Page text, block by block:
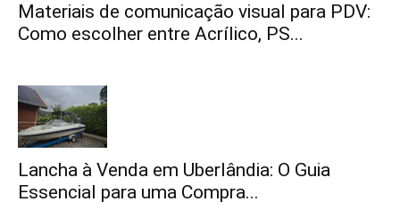
Materiais de comunicação visual para PDV:
Como escolher entre Acrílico, PS...
Lancha à Venda em Uberlândia: O Guia
Essencial para uma Compra...